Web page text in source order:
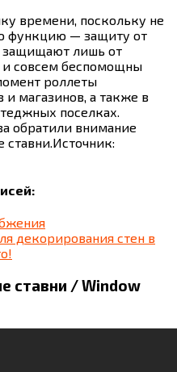
времени, поскольку не
функцию — защиту от
защищают лишь от
совсем беспомощны
роллеты
магазинов, а также в
поселках.
обратили внимание
декорирования стен в
ставни / Window